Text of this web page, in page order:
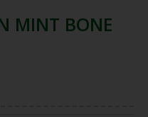
MINT BONE